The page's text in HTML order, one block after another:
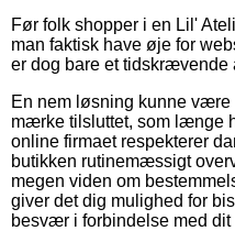
Før folk shopper i en Lil'
man faktisk have øje for
er dog bare et tidskrævende
En nem løsning kunne
mærke tilsluttet, som længe
online firmaet respekterer
butikken rutinemæssigt
megen viden om
giver det dig mulighed for
besvær i forbindelse med dit